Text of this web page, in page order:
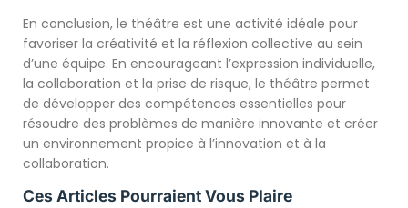
En conclusion, le théâtre est une activité idéale pour
favoriser la créativité et la réflexion collective au sein
d’une équipe. En encourageant l’expression individuelle,
la collaboration et la prise de risque, le théâtre permet
de développer des compétences essentielles pour
résoudre des problèmes de manière innovante et créer
un environnement propice à l’innovation et à la
collaboration.
Ces Articles Pourraient Vous Plaire